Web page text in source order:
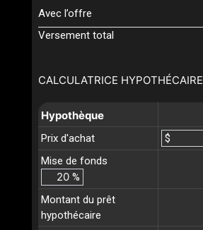
CALCULATRICE HYPOTHÉCAIRE
Hypothèque
Prix d'achat
$
Mise de fonds
%
Montant du prêt
hypothécaire
Avec l’offre
Versement total